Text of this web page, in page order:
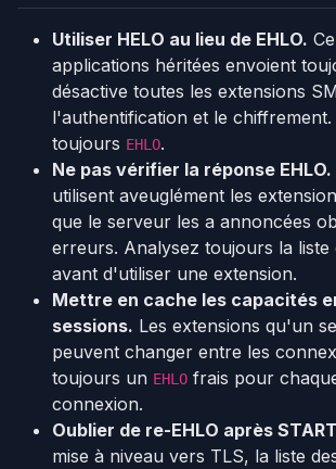
Utiliser HELO au lieu de EHLO.
applications héritées envoient
désactive toutes les extensions
l'authentification et le chiffrement.
toujours EHLO.
Ne pas vérifier la réponse EHLO.
utilisent aveuglément les
que le serveur les a annoncées
erreurs. Analysez toujours la liste
avant d'utiliser une extension.
Mettre en cache les capacités
sessions. Les extensions qu'un
peuvent changer entre les
toujours un EHLO frais pour
connexion.
Oublier de re-EHLO après
mise à niveau vers TLS, la liste